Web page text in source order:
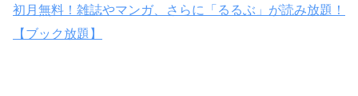
初月無料！雑誌やマンガ、さらに「るるぶ」が読み放題！
【ブック放題】